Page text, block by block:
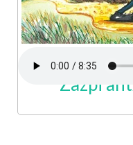
Zazpi